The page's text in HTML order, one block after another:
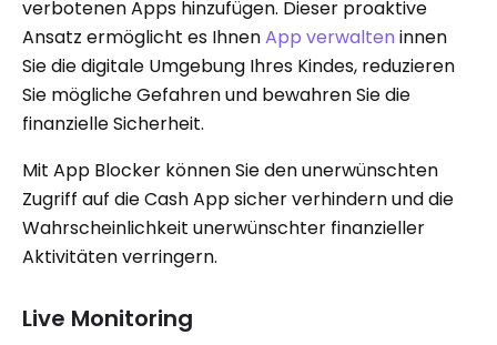
verbotenen Apps hinzufügen. Dieser proaktive
Ansatz ermöglicht es IhnenApp verwalten innen
Sie die digitale Umgebung Ihres Kindes, reduzieren
Sie mögliche Gefahren und bewahren Sie die
finanzielle Sicherheit.
Mit App Blocker können Sie den unerwünschten
Zugriff auf die Cash App sicher verhindern und die
Wahrscheinlichkeit unerwünschter finanzieller
Aktivitäten verringern.
Live Monitoring